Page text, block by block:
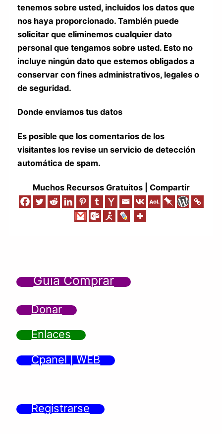
tenemos sobre usted, incluidos los datos que
nos haya proporcionado. También puede
solicitar que eliminemos cualquier dato
personal que tengamos sobre usted. Esto no
incluye ningún dato que estemos obligados a
conservar con fines administrativos, legales o
de seguridad.
Donde enviamos tus datos
Es posible que los comentarios de los
visitantes los revise un servicio de detección
automática de spam.
Muchos Recursos Gratuitos | Compartir
Guía Comprar
Donar
Enlaces
Cpanel | WEB
Registrarse